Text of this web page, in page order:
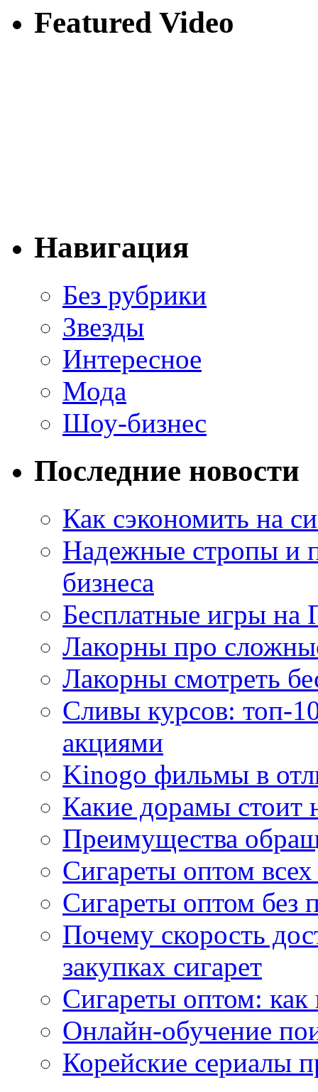
Featured Video
Навигация
Без рубрики
Звезды
Интересное
Мода
Шоу-бизнес
Последние новости
Как сэкономить на
Надежные стропы и
бизнеса
Бесплатные игры на
Лакорны про
Лакорны смотреть
Сливы курсов: топ-
акциями
Kinogo фильмы в
Какие дорамы стоит
Преимущества
Сигареты оптом
Сигареты оптом без
Почему скорость
закупках сигарет
Сигареты оптом:
Онлайн-обучение
Корейские сериалы